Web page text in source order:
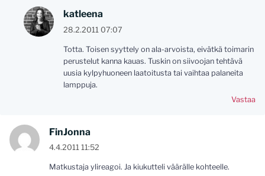
katleena
28.2.2011 07:07
Totta. Toisen syyttely on ala-arvoista, eivätkä toimarin
perustelut kanna kauas. Tuskin on siivoojan tehtävä
uusia kylpyhuoneen laatoitusta tai vaihtaa palaneita
lamppuja.
Vastaa
FinJonna
4.4.2011 11:52
Matkustaja ylireagoi. Ja kiukutteli väärälle kohteelle.